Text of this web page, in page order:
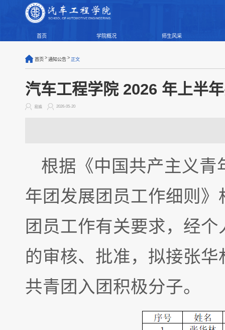
首页 学院概况 师生风采
首页 > 通知公告 > 正文
汽车工程学院 2026 年上半
易姝 2026-05-20
根据《中国共产主义青
年团发展团员工作细则
团员工作有关要求，经
的审核、批准，拟接张
共青团入团积极分子。